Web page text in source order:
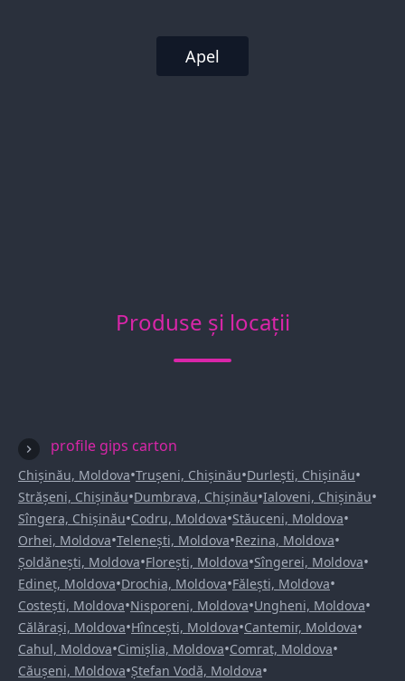
Apel
Produse și locații
profile gips carton
Chișinău, Moldova•Trușeni, Chișinău•Durlești, Chișinău•
Strășeni, Chișinău•Dumbrava, Chișinău•Ialoveni, Chișinău•
Sîngera, Chișinău•Codru, Moldova•Stăuceni, Moldova•
Orhei, Moldova•Telenești, Moldova•Rezina, Moldova•
Șoldănești, Moldova•Florești, Moldova•Sîngerei, Moldova•
Edineț, Moldova•Drochia, Moldova•Fălești, Moldova•
Costești, Moldova•Nisporeni, Moldova•Ungheni, Moldova•
Călărași, Moldova•Hîncești, Moldova•Cantemir, Moldova•
Cahul, Moldova•Cimișlia, Moldova•Comrat, Moldova•
Căușeni, Moldova•Ștefan Vodă, Moldova•